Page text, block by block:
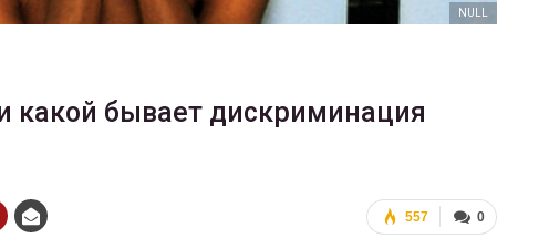
NULL
какой бывает дискриминация
0
557